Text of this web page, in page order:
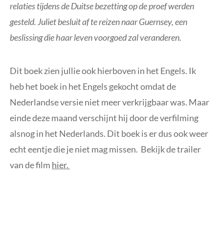
relaties tijdens de Duitse bezetting op de proef werden
gesteld. Juliet besluit af te reizen naar Guernsey, een
beslissing die haar leven voorgoed zal veranderen.
Dit boek zien jullie ook hierboven in het Engels. Ik
heb het boek in het Engels gekocht omdat de
Nederlandse versie niet meer verkrijgbaar was. Maar
einde deze maand verschijnt hij door de verfilming
alsnog in het Nederlands. Dit boek is er dus ook weer
echt eentje die je niet mag missen. Bekijk de trailer
van de film hier.